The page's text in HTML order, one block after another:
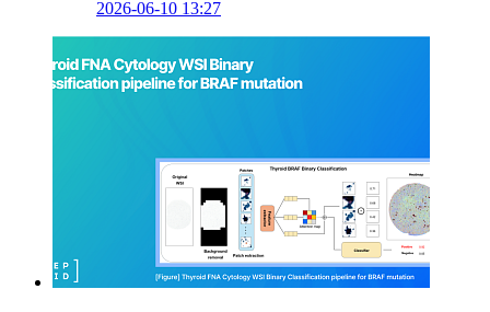
2026-06-10 13:27